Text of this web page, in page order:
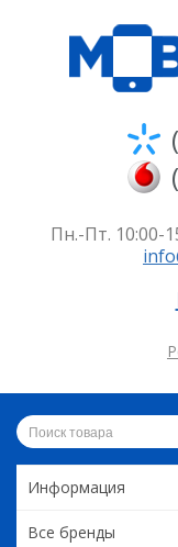
Пн.-Пт. 10:00-
Информация
Все бренды